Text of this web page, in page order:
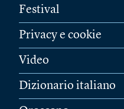
Festival
Privacy e cookie
Video
Dizionario italiano